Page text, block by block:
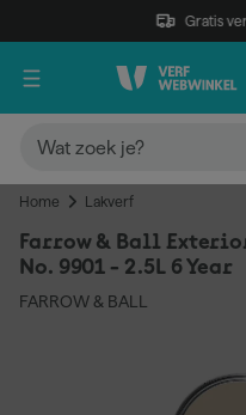
Gratis
Home Lakverf
Farrow & Ball
No. 9901 - 2.5L 6 Year
FARROW & BALL